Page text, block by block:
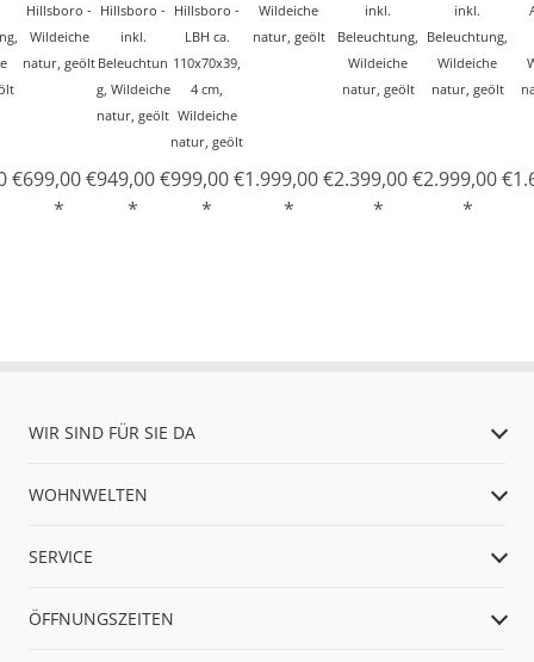
€
Hillsboro -
Wildeiche
natur, geölt
699,00 €
*
Hillsboro -
inkl.
Beleuchtun
g, Wildeiche
natur, geölt
949,00 €
*
Hillsboro -
LBH ca.
110x70x39,
4 cm,
Wildeiche
natur, geölt
999,00 €
*
Wildeiche
natur, geölt
1.999,00 €
*
inkl.
Beleuchtung,
Wildeiche
natur, geölt
2.399,00 €
*
inkl.
Beleuchtung,
Wildeiche
natur, geölt
2.999,00 €
*
WIR SIND FÜR SIE DA
WOHNWELTEN
SERVICE
ÖFFNUNGSZEITEN